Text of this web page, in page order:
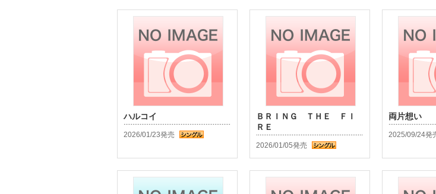
ハルコイ
2026/01/23発売
ＢＲＩＮＧ ＴＨＥ ＦＩ
ＲＥ
2026/01/05発売
両片想い
2025/09/24発